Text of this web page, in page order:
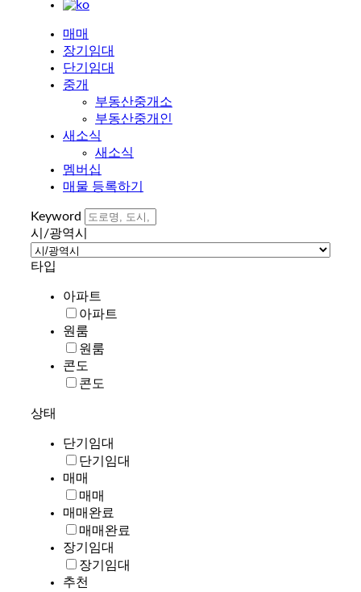
매매
장기임대
단기임대
중개
부동산중개소
부동산중개인
새소식
새소식
멤버십
매물 등록하기
Keyword
시/광역시
타입
아파트
아파트
원룸
원룸
콘도
콘도
상태
단기임대
단기임대
매매
매매
매매완료
매매완료
장기임대
장기임대
추천